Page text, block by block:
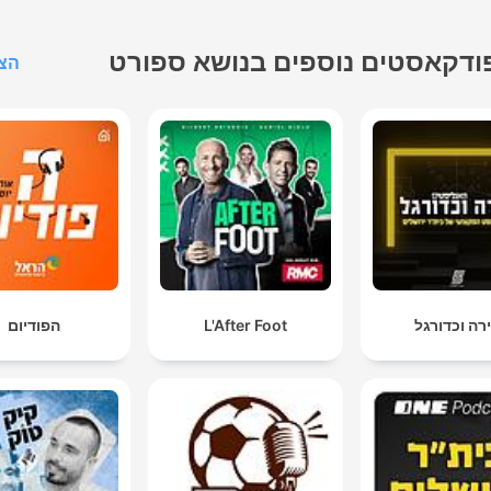
נוספים בנושא ספורט
וכדורגל L'After Foot הפודיום